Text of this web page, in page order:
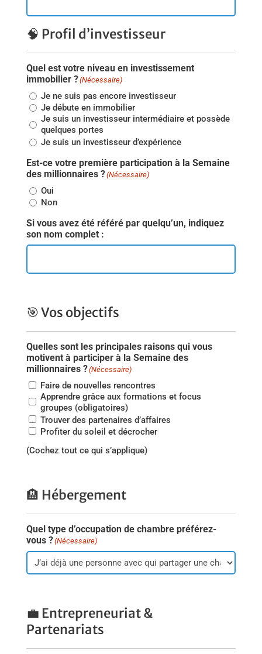
🧠 Profil d’investisseur
Quel est votre niveau en investissement
immobilier ?(Nécessaire)
Je ne suis pas encore investisseur
Je débute en immobilier
Je suis un investisseur intermédiaire et possède
quelques portes
Je suis un investisseur d’expérience
Est-ce votre première participation à la Semaine
des millionnaires ?(Nécessaire)
Oui
Non
Si vous avez été référé par quelqu’un, indiquez
son nom complet :
🎯 Vos objectifs
Quelles sont les principales raisons qui vous
motivent à participer à la Semaine des
millionnaires ?(Nécessaire)
Faire de nouvelles rencontres
Apprendre grâce aux formations et focus
groupes (obligatoires)
Trouver des partenaires d’affaires
Profiter du soleil et décrocher
(Cochez tout ce qui s’applique)
🏨 Hébergement
Quel type d’occupation de chambre préférez-
vous ?(Nécessaire)
💼 Entrepreneuriat &
Partenariats